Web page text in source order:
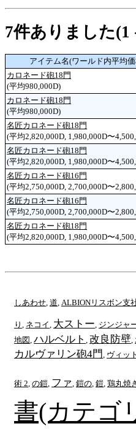
7件ありました(1 -
アイテム名(ワールド内平均
カロネード砲18門
(平均980,000D)
カロネード砲18門
(平均980,000D)
名匠カロネード砲18門
(平均2,820,000D, 1,980,000D〜
名匠カロネード砲18門
(平均2,820,000D, 1,980,000D〜
名匠カロネード砲16門
(平均2,750,000D, 2,700,000D〜
名匠カロネード砲16門
(平均2,750,000D, 2,700,000D〜
名匠カロネード砲18門
(平均2,820,000D, 1,980,000D〜
しあわせ 道 ALBIONリスボン支
り ネコイ 大ストー ジンジャ
地図 ハルベルト 改良防壁
カルヴァリン砲4門 ヴィッ
術 2 の鎧 ファ 鎧の 鎧 鶏丸焼
書(カテゴ